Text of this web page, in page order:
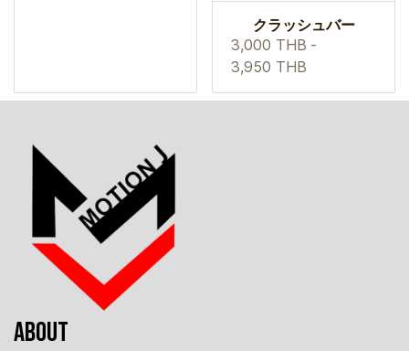
クラッシュバー
3,000 THB -
3,950 THB
ABOUT